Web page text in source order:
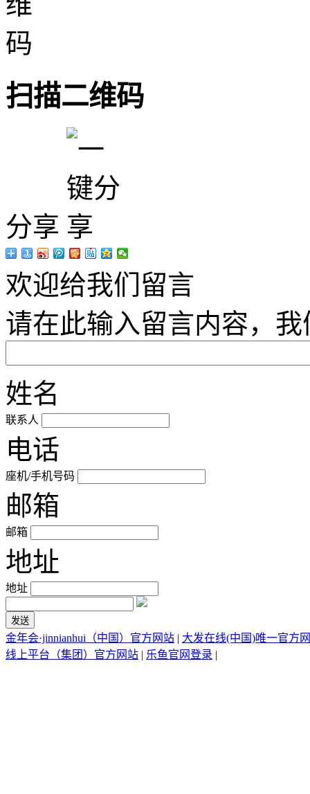
扫描二维码
分享
欢迎给我们留言
请在此输入留言内容，
姓名
联系人
电话
座机/手机号码
邮箱
邮箱
地址
地址
金年会·jinnianhui（中国）官方网站 | 大发在线(中国)唯一官方
线上平台（集团）官方网站 | 乐鱼官网登录 |